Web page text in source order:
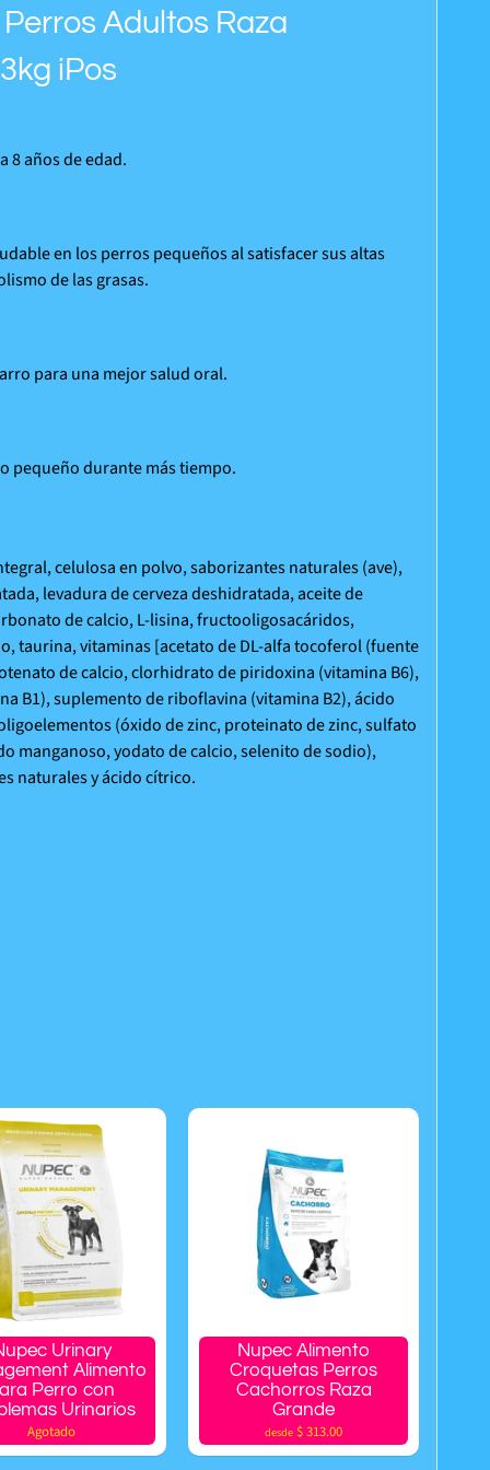
Adultos Raza
iPos
8 años de edad.
en los perros pequeños al satisfacer sus altas
de las grasas.
para una mejor salud oral.
pequeño durante más tiempo.
celulosa en polvo, saborizantes naturales (ave),
levadura de cerveza deshidratada, aceite de
de calcio, L-lisina, fructooligosacáridos,
taurina, vitaminas [acetato de DL-alfa tocoferol (fuente
de calcio, clorhidrato de piridoxina (vitamina B6),
B1), suplemento de riboflavina (vitamina B2), ácido
(óxido de zinc, proteinato de zinc, sulfato
manganoso, yodato de calcio, selenito de sodio),
naturales y ácido cítrico.
Urinary
Alimento
Perro con
Urinarios
Agotado
Nupec Alimento
Croquetas Perros
Cachorros Raza
Grande
desde $ 313.00